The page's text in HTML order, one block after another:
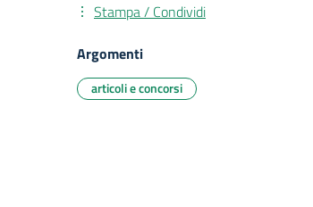
Stampa / Condividi
Argomenti
articoli e concorsi